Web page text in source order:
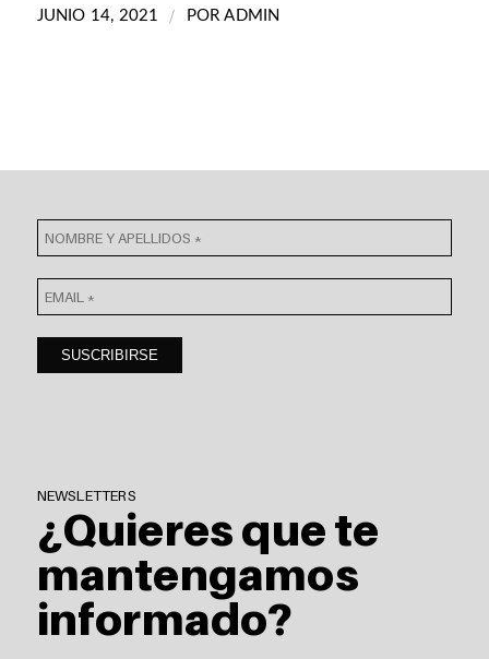
JUNIO 14, 2021 / PORADMIN
NEWSLETTERS
¿Quieres que te
mantengamos
informado?